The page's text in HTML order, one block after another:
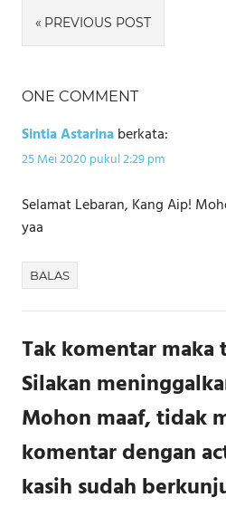
Navigasi
pos
PREVIOUS POST
ONE COMMENT
Sintia Astarinaberkata:
25 Mei 2020 pukul 2:29 pm
Selamat Lebaran, Kang Aip!
yaa
BALAS
Tak komentar maka
Silakan
Mohon maaf, tidak
komentar dengan
kasih sudah